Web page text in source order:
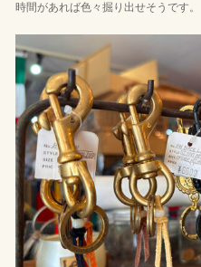
時間があれば色々掘り出せそうです。